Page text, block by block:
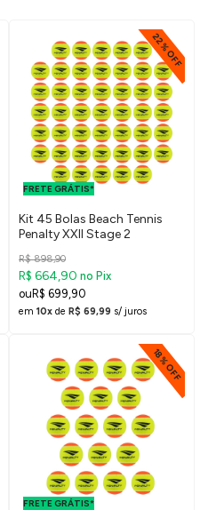
22% OFF
FRETE GRÁTIS*
FRETE GRÁTIS
PARA O DF E
Kit 45 Bolas Beach Tennis
Penalty XXII Stage 2
R$ 898,90
R$ 664,90 no Pix
R$ 699,90
em 10x de R$ 69,99 s/ juros
18% OFF
FRETE GRÁTIS*
FRETE GRÁTIS
PARA O DF E